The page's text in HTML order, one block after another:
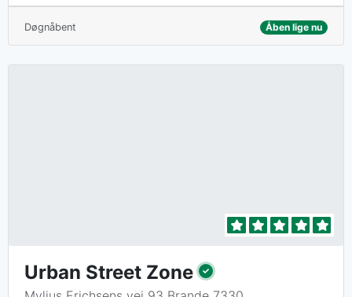
Døgnåbent Åben lige nu
Urban Street Zone